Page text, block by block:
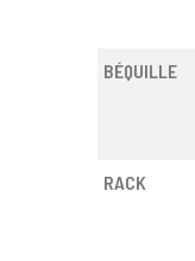
BÉQUILLE
RACK